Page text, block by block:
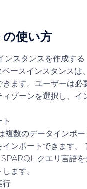
使い方
スタンスを作成する
ースインスタンスは
きます。ユーザーは
ゾーンを選択し、イ
数のデータインポー
ンポートできます。
クエリ言語を
ます。
行